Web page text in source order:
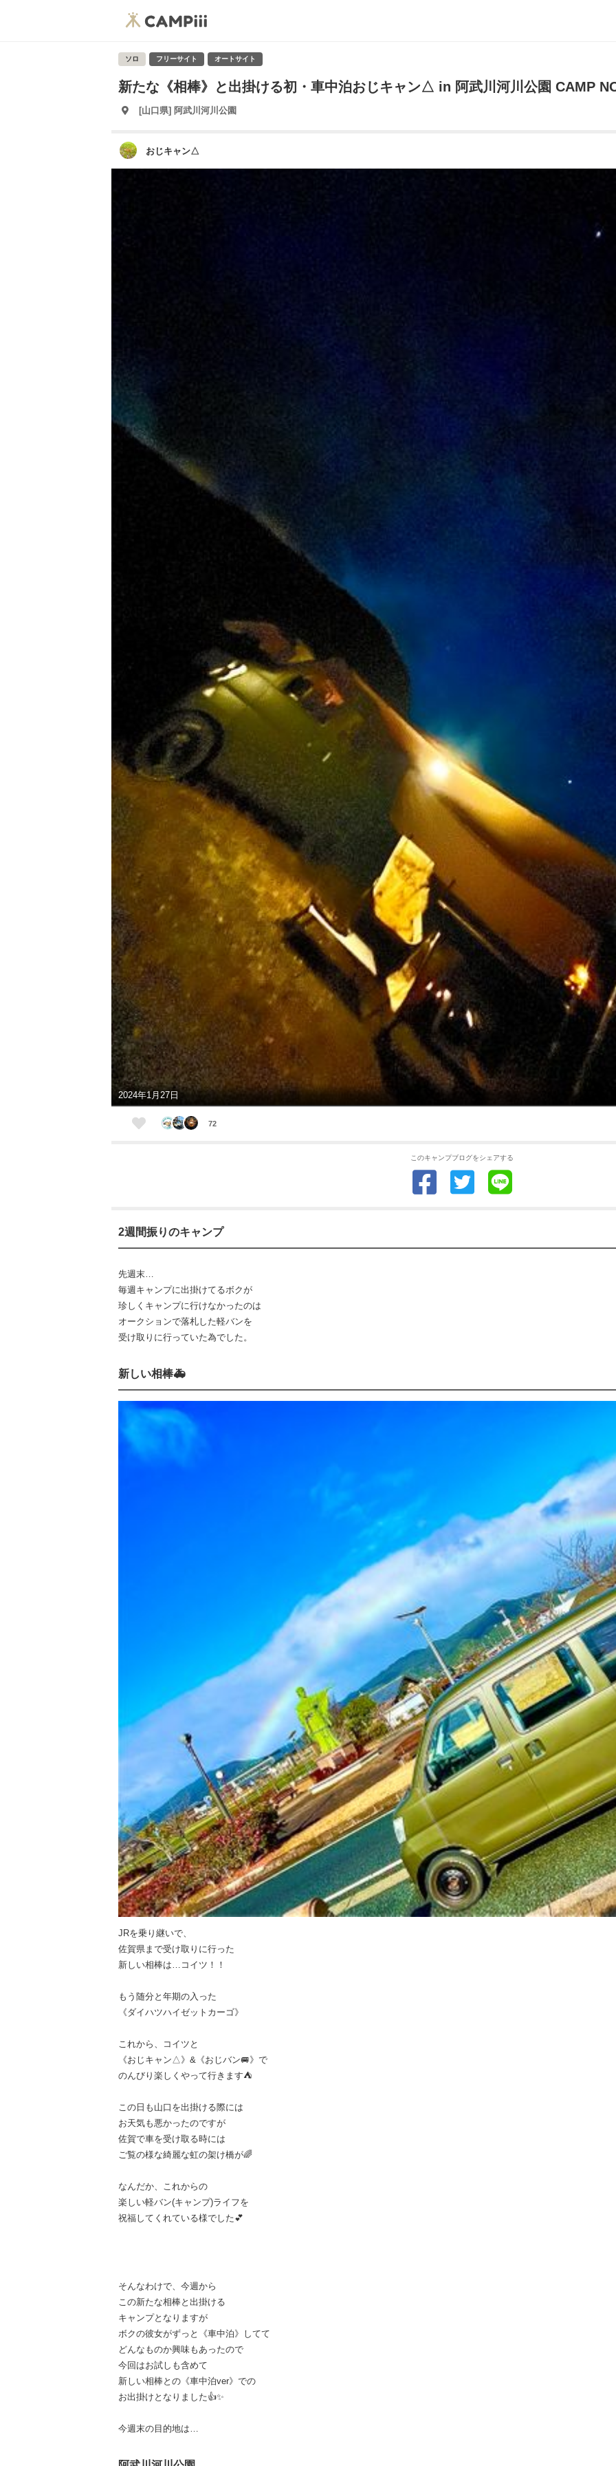
ソロ フリーサイト オートサイト
新たな《相棒》と出掛ける初・車中泊おじキャン△ in 阿武川河川公園 CAMP
[山口県] 阿武川河川公園
おじキャン△
2024年1月27日
72
このキャンプブログをシェアする
2週間振りのキャンプ
先週末…
毎週キャンプに出掛けてるボクが
珍しくキャンプに行けなかったのは
オークションで落札した軽バンを
受け取りに行っていた為でした。
新しい相棒🚑
JRを乗り継いで、
佐賀県まで受け取りに行った
新しい相棒は…コイツ！！
もう随分と年期の入った
《ダイハツハイゼットカーゴ》
これから、コイツと
《おじキャン△》&《おじバン🚐》で
のんびり楽しくやって行きます⛺️
この日も山口を出掛ける際には
お天気も悪かったのですが
佐賀で車を受け取る時には
ご覧の様な綺麗な虹の架け橋が🌈
なんだか、これからの
楽しい軽バン(キャンプ)ライフを
祝福してくれている様でした💕
そんなわけで、今週から
この新たな相棒と出掛ける
キャンプとなりますが
ボクの彼女がずっと《車中泊》してて
どんなものか興味もあったので
今回はお試しも含めて
新しい相棒との《車中泊ver》での
お出掛けとなりました👍✨
今週末の目的地は…